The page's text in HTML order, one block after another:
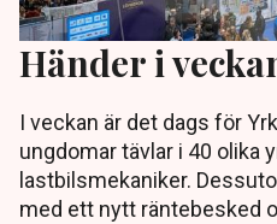
Händer i
I veckan är det dags för
ungdomar tävlar i 40 olika
lastbilsmekaniker.
med ett nytt räntebesked